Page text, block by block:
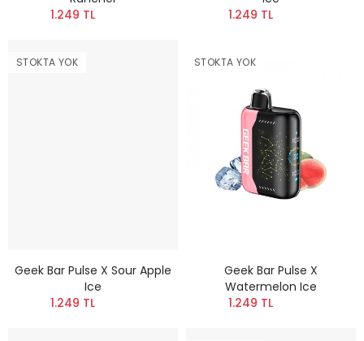
1.249 TL
1.249 TL
STOKTA YOK
Geek Bar Pulse X Sour Apple
Ice
1.249 TL
STOKTA YOK
Geek Bar Pulse X
Watermelon Ice
1.249 TL